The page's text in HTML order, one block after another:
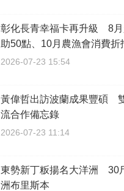
彰化長青幸福卡再升級 8月
助50點、10月農漁會消費折
2026-07-23 15:54
黃偉哲出訪波蘭成果豐碩
流合作備忘錄
2026-07-23 11:14
東勢新丁粄揚名大洋洲 30
洲布里斯本